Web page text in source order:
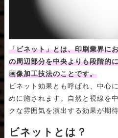
「ビネット」とは、印刷業界に
の周辺部分を中央よりも段階的
画像加工技法のことです。
ビネット効果とも呼ばれ、中心
めに施されます。自然と視線を
クな雰囲気を演出する効果が期待
ビネットとは？